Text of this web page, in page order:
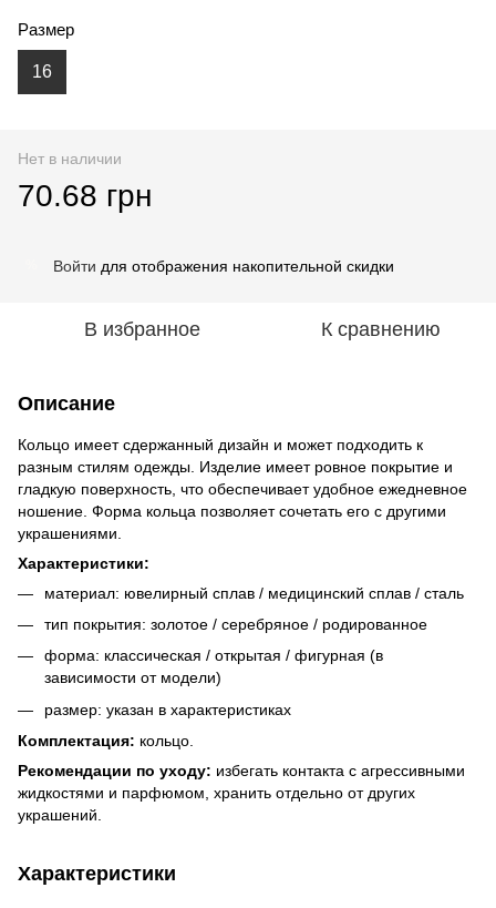
Размер
16
Нет в наличии
70.68 грн
Войти для отображения накопительной скидки
В избранное К сравнению
Описание
Кольцо имеет сдержанный дизайн и может подходить к
разным стилям одежды. Изделие имеет ровное покрытие и
гладкую поверхность, что обеспечивает удобное ежедневное
ношение. Форма кольца позволяет сочетать его с другими
украшениями.
Характеристики:
материал: ювелирный сплав / медицинский сплав / сталь
тип покрытия: золотое / серебряное / родированное
форма: классическая / открытая / фигурная (в
зависимости от модели)
размер: указан в характеристиках
Комплектация: кольцо.
Рекомендации по уходу: избегать контакта с агрессивными
жидкостями и парфюмом, хранить отдельно от других
украшений.
Характеристики